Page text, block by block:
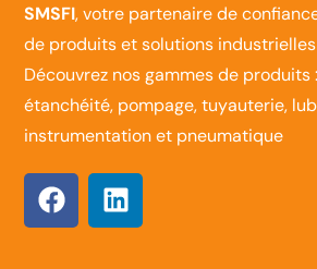
SMSFI, votre partenaire de
de produits et solutions
Découvrez nos gammes de
étanchéité, pompage, tuyauterie,
instrumentation et pneumatique